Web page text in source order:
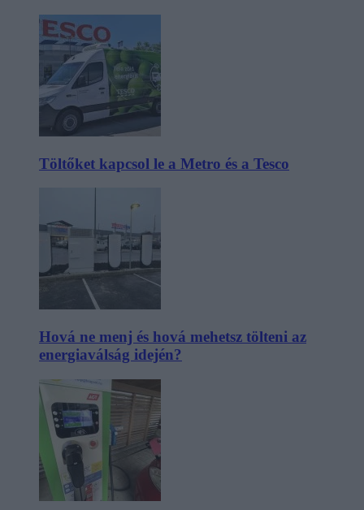
Töltőket kapcsol le a Metro és a Tesco
Hová ne menj és hová mehetsz tölteni az
energiaválság idején?